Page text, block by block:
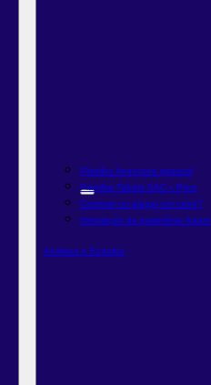
Planilha financeira pessoal
Planilha Tabela SAC x Price
Comprar ou alugar um carro?
Simulação de patrimônio futuro
Análises e Estudos